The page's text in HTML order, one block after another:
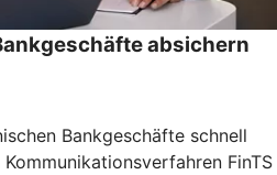
absichern
Bankgeschäfte schnell
FinTS